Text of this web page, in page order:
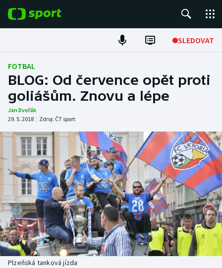
SLEDOVAT
Fotbal
Hokej
Tenis
Atletika
Cyklistika
DALŠÍ SPORTY
Americký fotbal
Baseball a softbal
Basketbal
NEPŘEHLÉDNĚTE
Soutěže
Historické návraty
FOTBAL
BLOG: Od července opět proti
goliášům. Znovu a lépe
Jan Dvořák
29. 5. 2018 | Zdroj: ČT sport
Plzeňská tanková jízda